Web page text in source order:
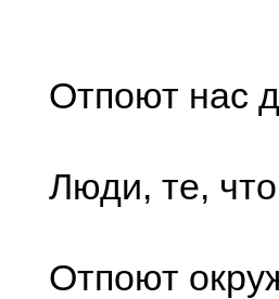
Отпоют нас
Люди, те,
Отпоют